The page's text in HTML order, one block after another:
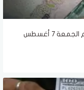
بكام في البنوك؟.. سعر الدرهم الإماراتي اليوم الجمعة 7 أغسطس